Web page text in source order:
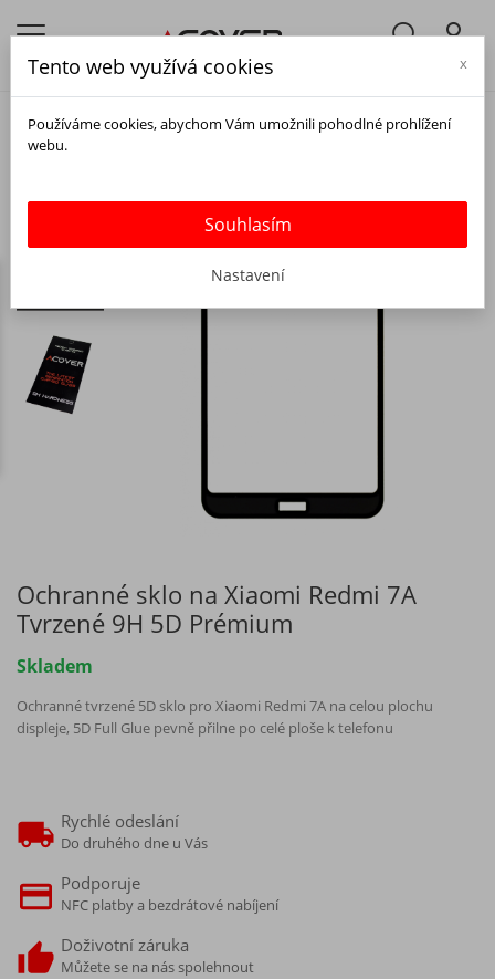
Ochranné sklo na Xiaomi Redmi 7A
Tvrzené 9H 5D Prémium
Skladem
Ochranné tvrzené 5D sklo pro Xiaomi Redmi 7A na celou plochu
displeje, 5D Full Glue pevně přilne po celé ploše k telefonu
Rychlé odeslání
Do druhého dne u Vás
Podporuje
NFC platby a bezdrátové nabíjení
Doživotní záruka
Můžete se na nás spolehnout
Tento web využívá cookies x
Používáme cookies, abychom Vám umožnili pohodlné prohlížení
webu.
Souhlasím
Nastavení